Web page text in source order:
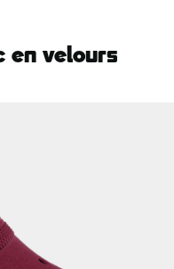
en velours